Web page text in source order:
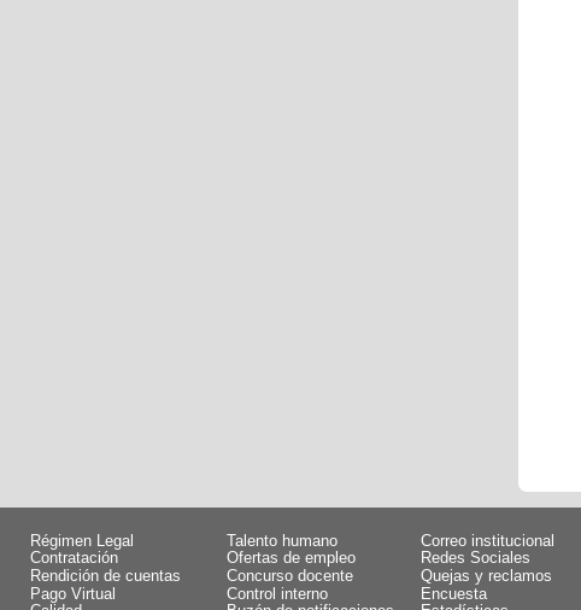
Régimen Legal
Talento humano
Contratación
Ofertas de empleo
Rendición de cuentas
Concurso docente
Pago Virtual
Control interno
Correo institucional
Redes Sociales
Quejas y reclamos
Encuesta